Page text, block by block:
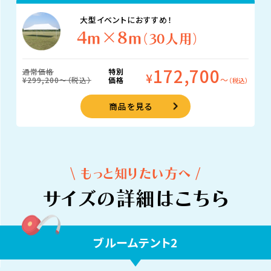
大型イベントにおすすめ！
4m×8m （30人用）
通常価格
¥299,200〜（税込）
特別
価格
¥172,700〜 （税込）
商品を見る
\ もっと知りたい方へ /
サイズの詳細はこちら
ブルームテント2